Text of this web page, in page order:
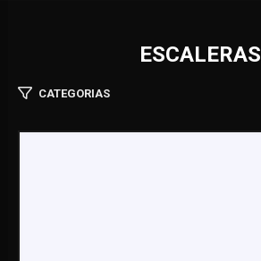
ESCALERAS
CATEGORIAS